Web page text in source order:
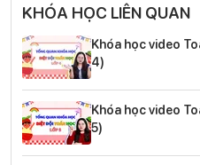
KHÓA HỌC LIÊN QUAN
Khóa học video
4)
Khóa học video
5)